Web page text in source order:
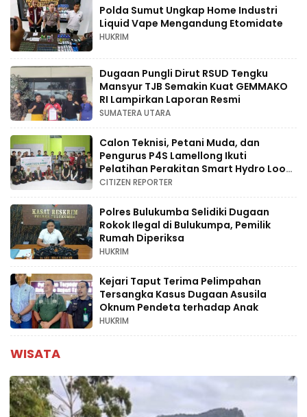
Polda Sumut Ungkap Home Industri
Liquid Vape Mengandung Etomidate
HUKRIM
Dugaan Pungli Dirut RSUD Tengku
Mansyur TJB Semakin Kuat GEMMAKO
RI Lampirkan Laporan Resmi
SUMATERA UTARA
Calon Teknisi, Petani Muda, dan
Pengurus P4S Lamellong Ikuti
Pelatihan Perakitan Smart Hydro Loop
di Desa Kajaolaliddong
CITIZEN REPORTER
Polres Bulukumba Selidiki Dugaan
Rokok Ilegal di Bulukumpa, Pemilik
Rumah Diperiksa
HUKRIM
Kejari Taput Terima Pelimpahan
Tersangka Kasus Dugaan Asusila
Oknum Pendeta terhadap Anak
HUKRIM
WISATA